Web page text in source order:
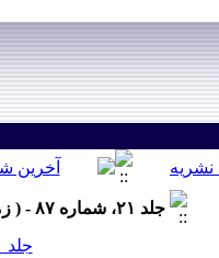
جلد ۲۱، شماره ۸۷ - ( زمستان ۱۴۰۴ )
جلد ۲۱ شماره ۸۷ صفحات ۱۹۶-۱۶۹